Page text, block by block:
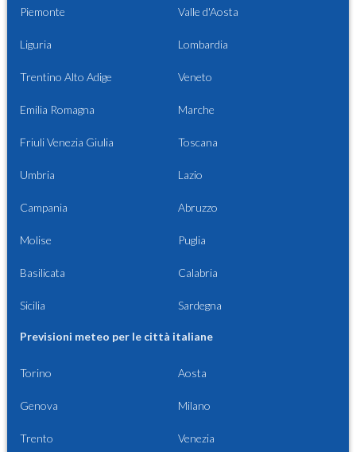
Piemonte Valle d'Aosta
Liguria Lombardia
Trentino Alto Adige Veneto
Emilia Romagna Marche
Friuli Venezia Giulia Toscana
Umbria Lazio
Campania Abruzzo
Molise Puglia
Basilicata Calabria
Sicilia Sardegna
Previsioni meteo per le città italiane
Torino Aosta
Genova Milano
Trento Venezia